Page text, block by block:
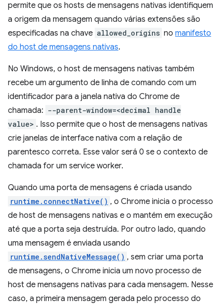
permite que os hosts de mensagens nativas identifiquem
a origem da mensagem quando várias extensões são
especificadas na chave allowed_origins no manifesto
do host de mensagens nativas.
No Windows, o host de mensagens nativas também
recebe um argumento de linha de comando com um
identificador para a janela nativa do Chrome de
chamada: --parent-window=<decimal handle
value> . Isso permite que o host de mensagens nativas
crie janelas de interface nativa com a relação de
parentesco correta. Esse valor será 0 se o contexto de
chamada for um service worker.
Quando uma porta de mensagens é criada usando
runtime.connectNative() , o Chrome inicia o processo
de host de mensagens nativas e o mantém em execução
até que a porta seja destruída. Por outro lado, quando
uma mensagem é enviada usando
runtime.sendNativeMessage() , sem criar uma porta
de mensagens, o Chrome inicia um novo processo de
host de mensagens nativas para cada mensagem. Nesse
caso, a primeira mensagem gerada pelo processo do